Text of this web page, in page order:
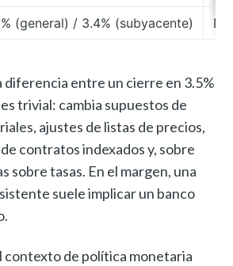
(general) / 3.4% (subyacente)
diferencia entre un cierre en 3.5%
trivial: cambia supuestos de
ajustes de listas de precios,
contratos indexados y, sobre
sobre tasas. En el margen, una
suele implicar un banco
contexto de política monetaria